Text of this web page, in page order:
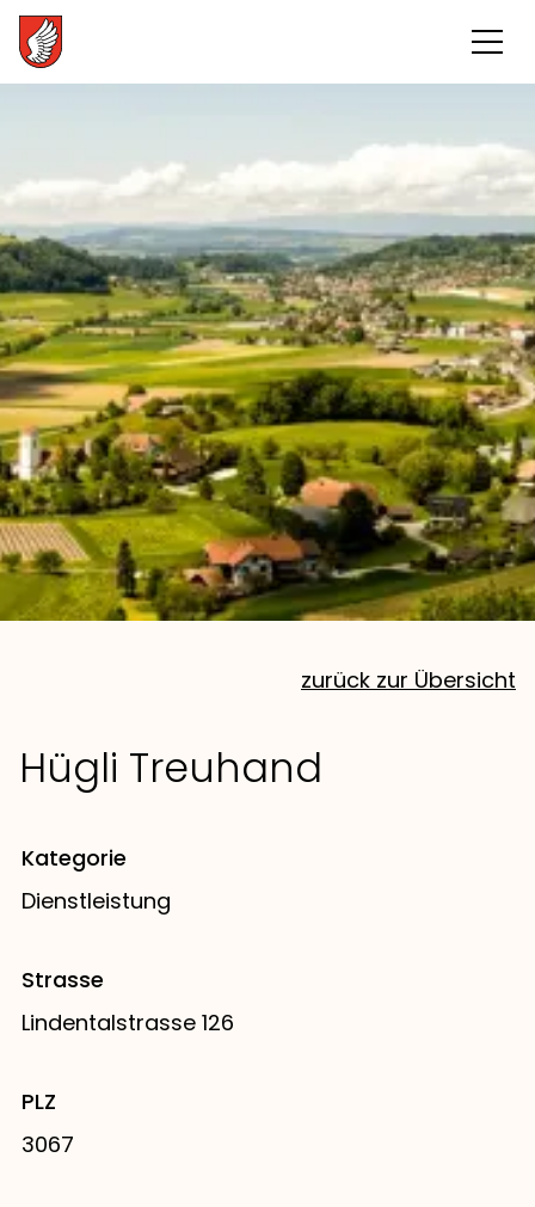
zurück zur Übersicht
Hügli Treuhand
Kategorie
Dienstleistung
Strasse
Lindentalstrasse 126
PLZ
3067